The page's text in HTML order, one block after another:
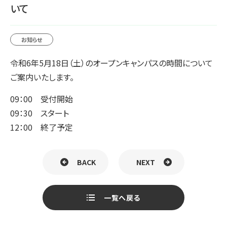
いて
お知らせ
令和6年5月18日（土）のオープンキャンパスの時間について
ご案内いたします。
09：00 受付開始
09：30 スタート
12：00 終了予定
BACK NEXT
一覧へ戻る